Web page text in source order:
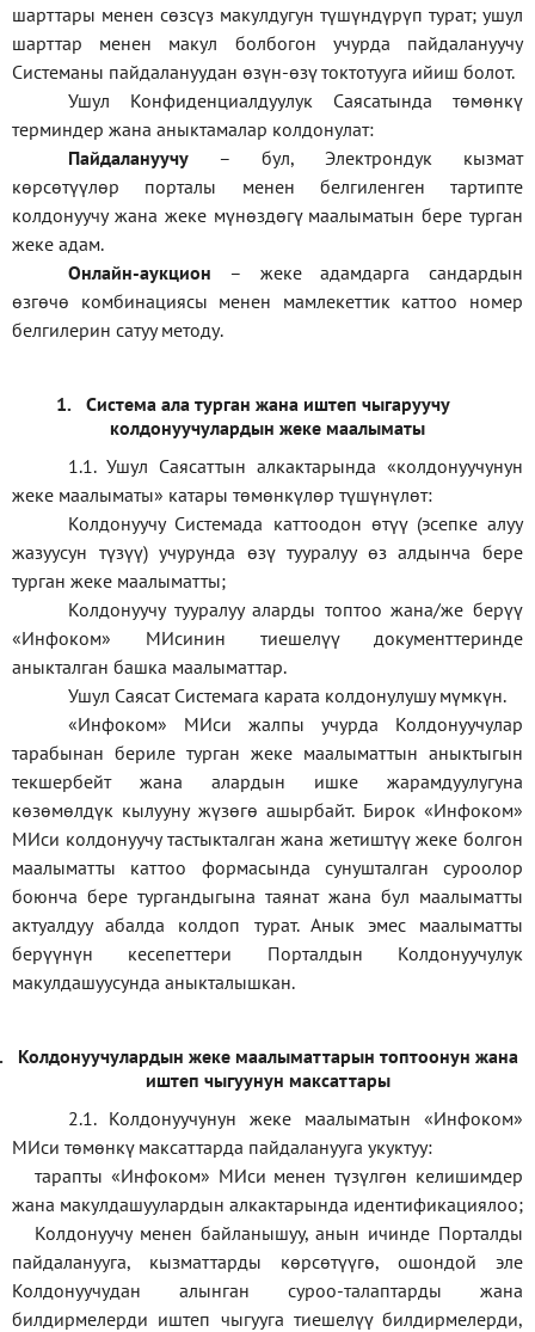
шарттары менен сөзсүз макулдугун түшүндүрүп турат; ушул
шарттар менен макул болбогон учурда пайдалануучу
Системаны пайдалануудан өзүн-өзү токтотууга ийиш болот.
Ушул Конфиденциалдуулук Саясатында төмөнкү
терминдер жана аныктамалар колдонулат:
Пайдалануучу – бул, Электрондук кызмат
көрсөтүүлөр порталы менен белгиленген тартипте
колдонуучу жана жеке мүнөздөгү маалыматын бере турган
жеке адам.
Онлайн-аукцион – жеке адамдарга сандардын
өзгөчө комбинациясы менен мамлекеттик каттоо номер
белгилерин сатуу методу.
1. Система ала турган жана иштеп чыгаруучу
колдонуучулардын жеке маалыматы
1.1. Ушул Саясаттын алкактарында«колдонуучунун
жеке маалыматы» катары төмөнкүлөр түшүнүлөт:
Колдонуучу Системада каттоодон өтүү (эсепке алуу
жазуусун түзүү) учурунда өзү тууралуу өз алдынча бере
турган жеке маалыматты;
Колдонуучу тууралуу аларды топтоо жана/же берүү
«Инфоком» МИсинин тиешелүү документтеринде
аныкталган башка маалыматтар.
Ушул Саясат Системага карата колдонулушу мүмкүн.
«Инфоком» МИси жалпы учурда Колдонуучулар
тарабынан бериле турган жеке маалыматтын аныктыгын
текшербейт жана алардын ишке жарамдуулугуна
көзөмөлдүк кылууну жүзөгө ашырбайт. Бирок «Инфоком»
МИси колдонуучу тастыкталган жана жетиштүү жеке болгон
маалыматты каттоо формасында сунушталган суроолор
боюнча бере тургандыгына таянат жана бул маалыматты
актуалдуу абалда колдоп турат. Анык эмес маалыматты
берүүнүн кесепеттери Порталдын Колдонуучулук
макулдашуусунда аныкталышкан.
Колдонуучулардын жеке маалыматтарын топтоонун жана
иштеп чыгуунун максаттары
2.1. Колдонуучунун жеке маалыматын «Инфоком»
МИси төмөнкү максаттарда пайдаланууга укуктуу:
тарапты «Инфоком» МИси менен түзүлгөн келишимдер
жана макулдашуулардын алкактарында идентификациялоо;
Колдонуучу менен байланышуу, анын ичинде Порталды
пайдаланууга, кызматтарды көрсөтүүгө, ошондой эле
Колдонуучудан алынган суроо-талаптарды жана
билдирмелерди иштеп чыгууга тиешелүү билдирмелерди,